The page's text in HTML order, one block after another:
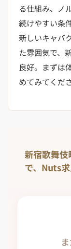
る仕組み、ノ
続けやすい条
新しいキャバ
た雰囲気で、
良好。まずは
めてみてくだ
新宿歌舞
で、Nuts